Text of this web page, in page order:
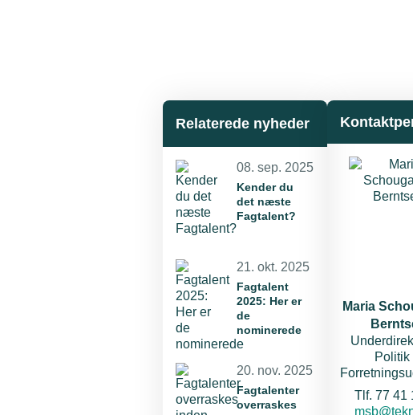
Relaterede nyheder
08. sep. 2025
Kender du
det næste
Fagtalent?
21. okt. 2025
Fagtalent
2025: Her er
de
nominerede
20. nov. 2025
Fagtalenter
overraskes
Maria
Politik
Tlf. 77 41
E-mail: